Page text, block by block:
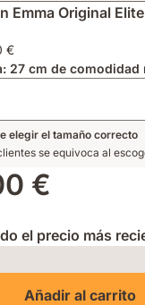
Emma Original
€
27 cm de comodidad
elegir el tamaño correcto
se equivoca al
€
el precio más
Añadir al carrito